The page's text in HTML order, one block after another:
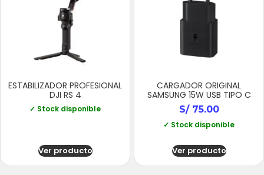
ESTABILIZADOR PROFESIONAL
DJI RS 4
✓ Stock disponible
Ver producto
CARGADOR ORIGINAL
SAMSUNG 15W USB TIPO C
S/75.00
✓ Stock disponible
Ver producto